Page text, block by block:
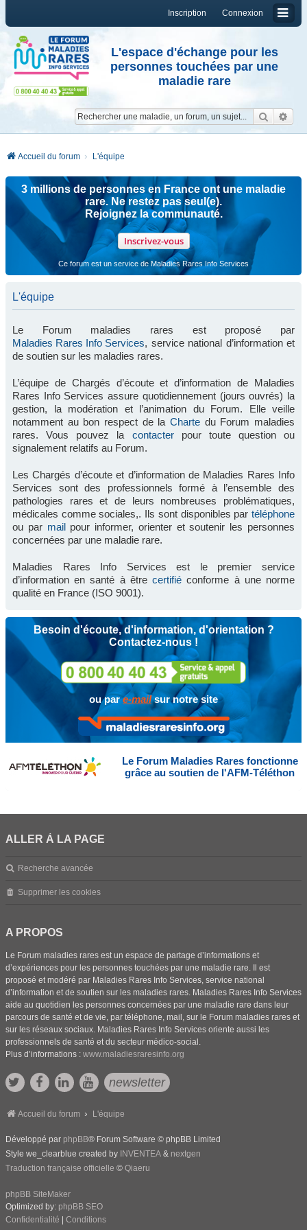
Connexion
Inscription
L'espace d'échange pour les
personnes touchées par une
maladie rare
Accueil du forum L'équipe
3 millions de personnes en France ont une maladie
rare. Ne restez pas seul(e).
Rejoignez la communauté.
Inscrivez-vous
Ce forum est un service de Maladies Rares Info Services
L'équipe
Le Forum maladies rares est proposé par
Maladies Rares Info Services, service national d’information et
de soutien sur les maladies rares.
L’équipe de Chargés d’écoute et d’information de Maladies
Rares Info Services assure quotidiennement (jours ouvrés) la
gestion, la modération et l’animation du Forum. Elle veille
notamment au bon respect de la Charte du Forum maladies
rares. Vous pouvez la contacterpour toute question ou
signalement relatifs au Forum.
Les Chargés d’écoute et d’information de Maladies Rares Info
Services sont des professionnels formé à l’ensemble des
pathologies rares et de leurs nombreuses problématiques,
médicales comme sociales,. Ils sont disponibles par téléphone
ou par mailpour informer, orienter et soutenir les personnes
concernées par une maladie rare.
Maladies Rares Info Services est le premier service
d’information en santé à êtrecertifié conforme à une norme
qualité en France (ISO 9001).
Besoin d'écoute, d'information, d'orientation ?
Contactez-nous !
ou pare-mailsur notre site
Le Forum Maladies Rares fonctionne
grâce au soutien de l'AFM-Téléthon
ALLER À LA PAGE
Recherche avancée
Supprimer les cookies
A PROPOS
Le Forum maladies rares est un espace de partage d’informations et
d’expériences pour les personnes touchées par une maladie rare. Il est
proposé et modéré par Maladies Rares Info Services, service national
d’information et de soutien sur les maladies rares. Maladies Rares Info Services
aide au quotidien les personnes concernées par une maladie rare dans leur
parcours de santé et de vie, par téléphone, mail, sur le Forum maladies rares et
sur les réseaux sociaux. Maladies Rares Info Services oriente aussi les
professionnels de santé et du secteur médico-social.
Plus d’informations : www.maladiesraresinfo.org
newsletter
Accueil du forum L'équipe
Développé par phpBB® Forum Software © phpBB Limited
Style we_clearblue created by INVENTEA & nextgen
Traduction française officielle © Qiaeru
phpBB SiteMaker
Optimized by: phpBB SEO
Confidentialité
Conditions